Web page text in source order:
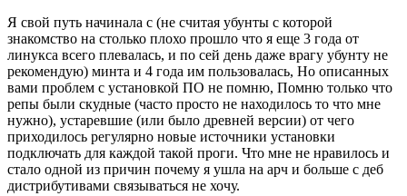
Я свой путь начинала с (не считая убунты с которой
знакомство на столько плохо прошло что я еще 3 года от
линукса всего плевалась, и по сей день даже врагу убунту не
рекомендую) минта и 4 года им пользовалась, Но описанных
вами проблем с установкой ПО не помню, Помню только что
репы были скудные (часто просто не находилось то что мне
нужно), устаревшие (или было древней версии) от чего
приходилось регулярно новые источники установки
подключать для каждой такой проги. Что мне не нравилось и
стало одной из причин почему я ушла на арч и больше с деб
дистрибутивами связываться не хочу.